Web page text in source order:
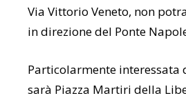
Via Vittorio Veneto, non
in direzione del Ponte
Particolarmente interessata
sarà Piazza Martiri della